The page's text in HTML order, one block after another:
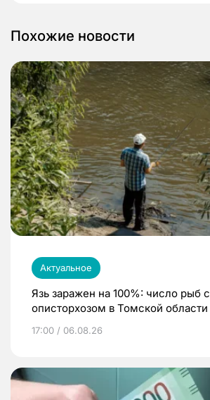
Похожие новости
Актуальное
Язь заражен на 100%: число рыб с
описторхозом в Томской области
17:00 / 06.08.26